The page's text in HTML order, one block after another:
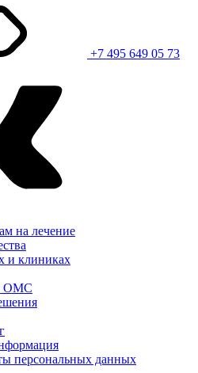
+7 495 649 05 73
на лечение
и клиниках
ОМС
персональных данных